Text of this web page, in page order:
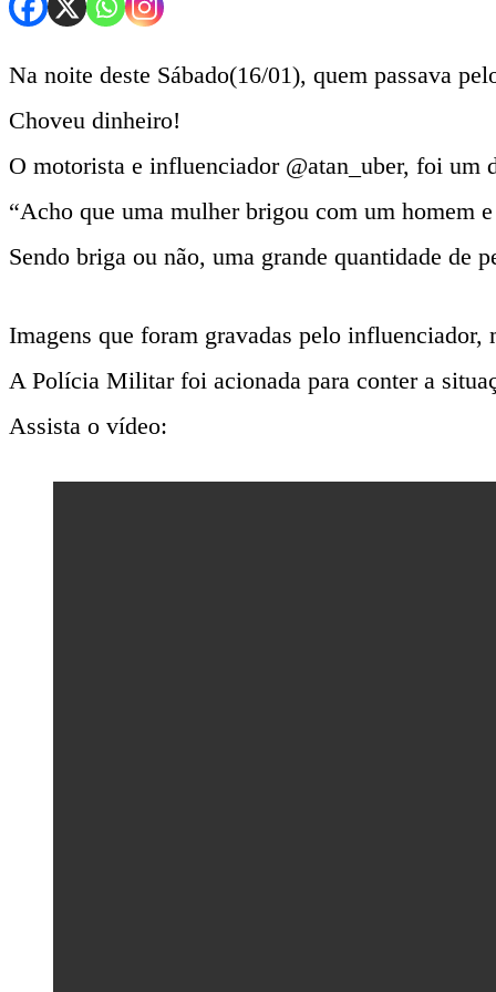
Na noite deste Sábado(16/01), quem passava
Choveu dinheiro!
O motorista e influenciador @atan_uber, foi um
“Acho que uma mulher brigou com um homem
Sendo briga ou não, uma grande quantidade de
Imagens que foram gravadas pelo influenciador,
A Polícia Militar foi acionada para conter a
Assista o vídeo: